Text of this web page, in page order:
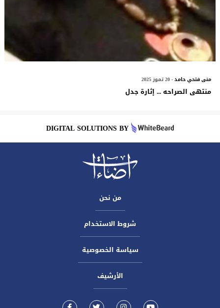
منى فتحي حامد- 20 تموز 2025
منتهى الصراحه ... إثارة جدل
DIGITAL SOLUTIONS BY
من نحن
شروط الاستخدام
سياسة الخصوصية
الأرشيف